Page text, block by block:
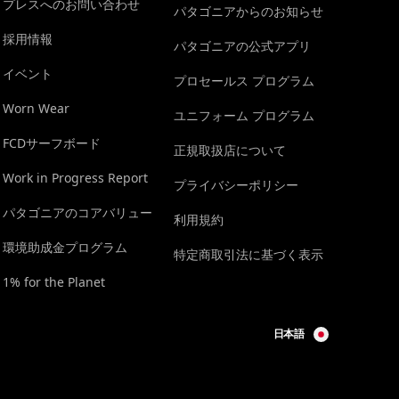
プレスへのお問い合わせ
採用情報
イベント
Worn Wear
FCDサーフボード
Work in Progress Report
パタゴニアのコアバリュー
環境助成金プログラム
1% for the Planet
パタゴニアからのお知らせ
パタゴニアの公式アプリ
プロセールス プログラム
ユニフォーム プログラム
正規取扱店について
プライバシーポリシー
利用規約
特定商取引法に基づく表示
日本語